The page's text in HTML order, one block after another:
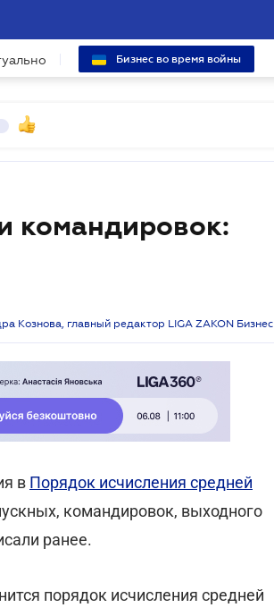
Бизнес во время войны
командировок:
Кознова, главный редактор LIGA ZAKON Бизнес
в Порядок исчисления средней
командировок, выходного
ранее.
порядок исчисления средней